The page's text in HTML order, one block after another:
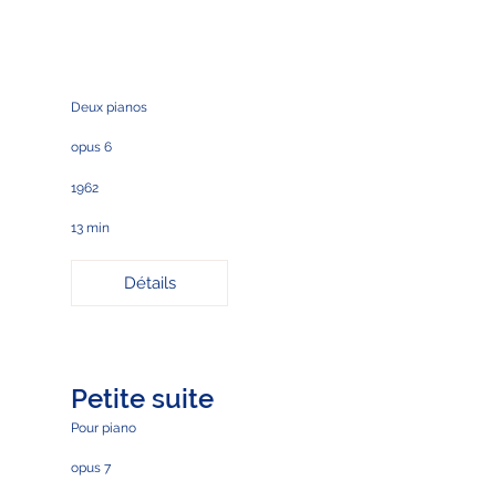
Deux pianos
opus 6
1962
13 min
Détails
Petite suite
Pour piano
opus 7